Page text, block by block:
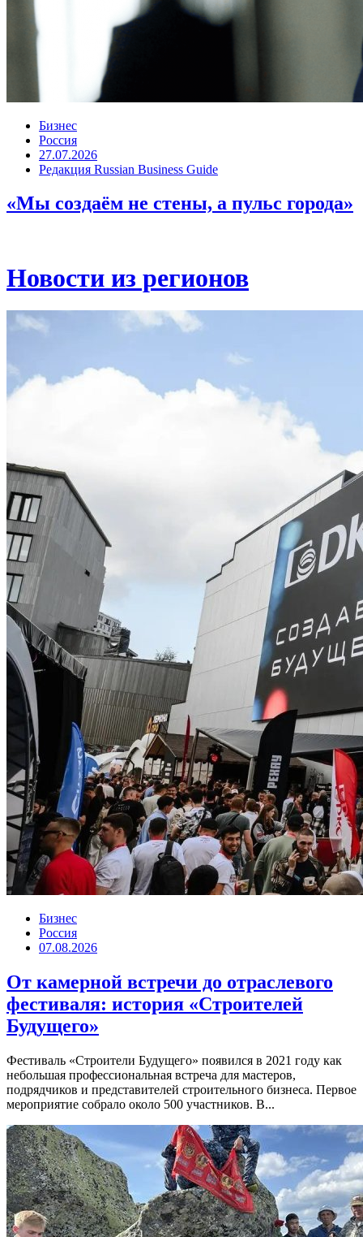
Бизнес
Россия
27.07.2026
Редакция Russian Business Guide
«Мы создаём не стены, а пульс города»
Новости из регионов
Бизнес
Россия
07.08.2026
От камерной встречи до отраслевого
фестиваля: история «Строителей
Будущего»
Фестиваль «Строители Будущего» появился в 2021 году как
небольшая профессиональная встреча для мастеров,
подрядчиков и представителей строительного бизнеса. Первое
мероприятие собрало около 500 участников. В...